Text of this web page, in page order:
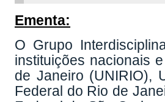
Ementa:
O Grupo
instituições nacionais
de Janeiro (UNIRIO),
Federal do Rio de